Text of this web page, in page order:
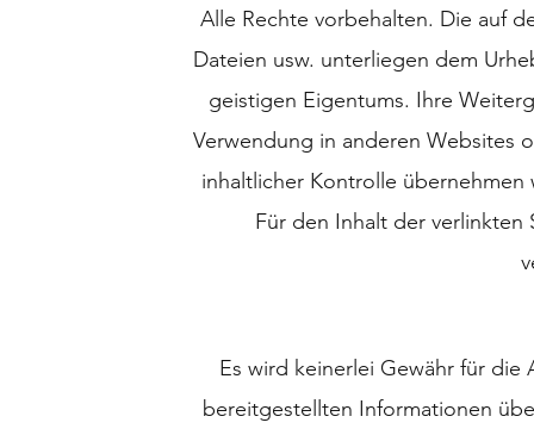
Alle Rechte vorbehalten. Die auf
Dateien usw. unterliegen dem
geistigen Eigentums. Ihre
Verwendung in anderen Websites
inhaltlicher Kontrolle
Für den Inhalt der verlinkten
Es wird keinerlei Gewähr für
bereitgestellten Informationen